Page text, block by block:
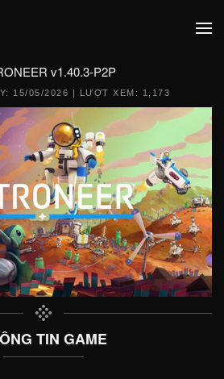
v1.40.3-P2P
15/05/2026 | LƯỢT XEM: 1,173
TIN GAME